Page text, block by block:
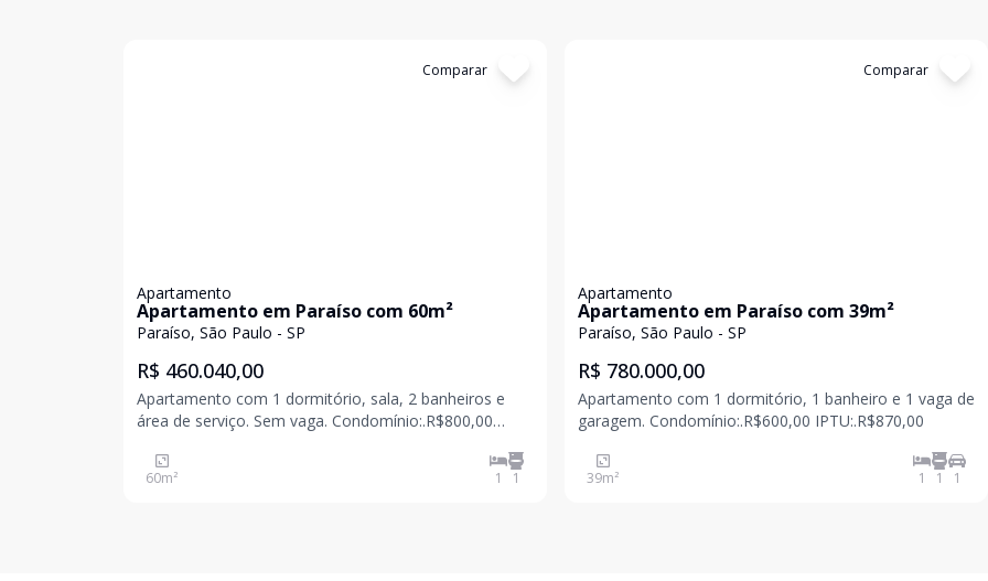
Comparar
Apartamento
Apartamento em Paraíso com 60m²
Paraíso, São Paulo - SP
R$ 460.040,00
Apartamento com 1 dormitório, sala, 2 banheiros e
área de serviço. Sem vaga. Condomínio:.R$800,00
60m² 1 1
Comparar
Apartamento
Apartamento em Paraíso com 39m²
Paraíso, São Paulo - SP
R$ 780.000,00
Apartamento com 1 dormitório, 1 banheiro e 1 vaga de
garagem. Condomínio:.R$600,00 IPTU:.R$870,00
39m² 1 1 1